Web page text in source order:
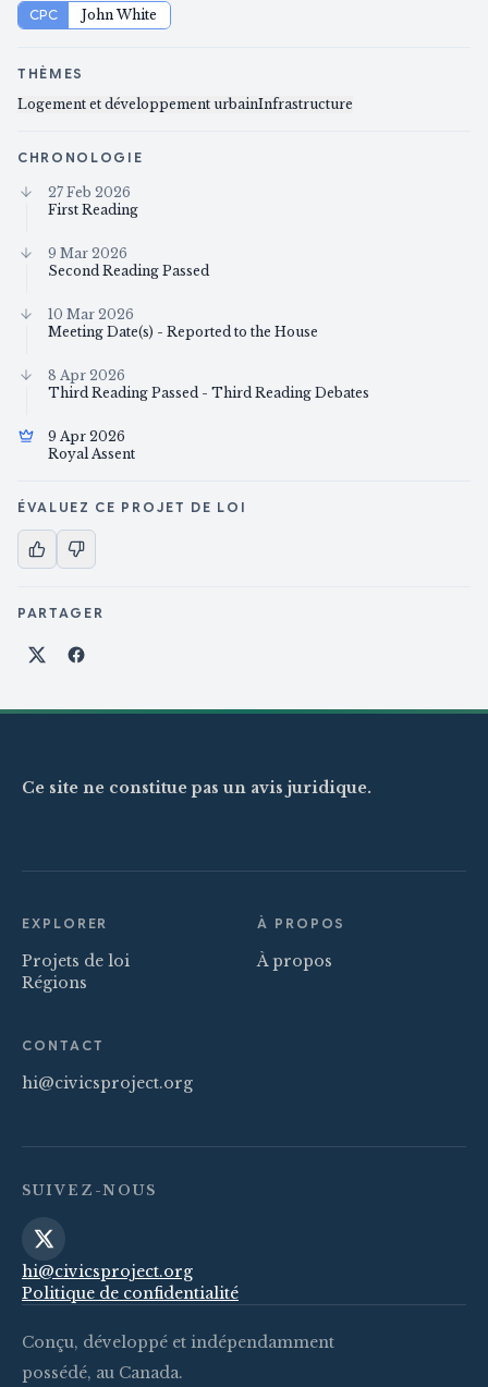
CPC John White
THÈMES
Logement et développement urbainInfrastructure
CHRONOLOGIE
27 Feb 2026
First Reading
9 Mar 2026
Second Reading Passed
10 Mar 2026
Meeting Date(s) - Reported to the House
8 Apr 2026
Third Reading Passed - Third Reading Debates
9 Apr 2026
Royal Assent
ÉVALUEZ CE PROJET DE LOI
PARTAGER
Partager sur X
Partager sur Facebook
Ce site ne constitue pas un avis juridique.
EXPLORER
Projets de loi
Régions
À PROPOS
À propos
CONTACT
hi@civicsproject.org
SUIVEZ-NOUS
hi@civicsproject.org
Politique de confidentialité
Conçu, développé et indépendamment
possédé, au Canada.